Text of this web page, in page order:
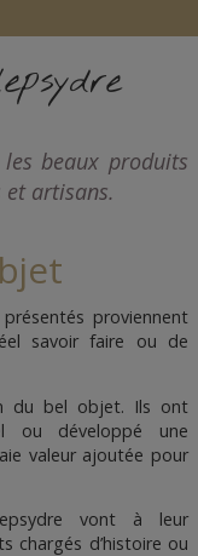
les beaux produits
artisans.
proviennent
savoir faire ou de
du bel objet. Ils ont
ou développé une
valeur ajoutée pour
vont à leur
chargés d’histoire ou